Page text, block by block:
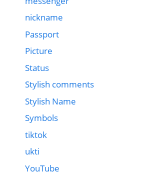
nickname
Passport
Picture
Status
Stylish comments
Stylish Name
Symbols
tiktok
ukti
YouTube